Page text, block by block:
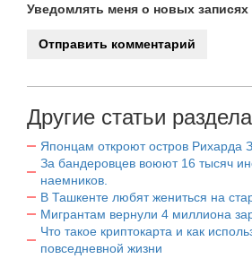
Уведомлять меня о новых записях
Другие статьи раздела
Японцам откроют остров Рихарда
За бандеровцев воюют 16 тысяч
наемников.
В Ташкенте любят жениться на
Мигрантам вернули 4 миллиона
Что такое криптокарта и как
повседневной жизни